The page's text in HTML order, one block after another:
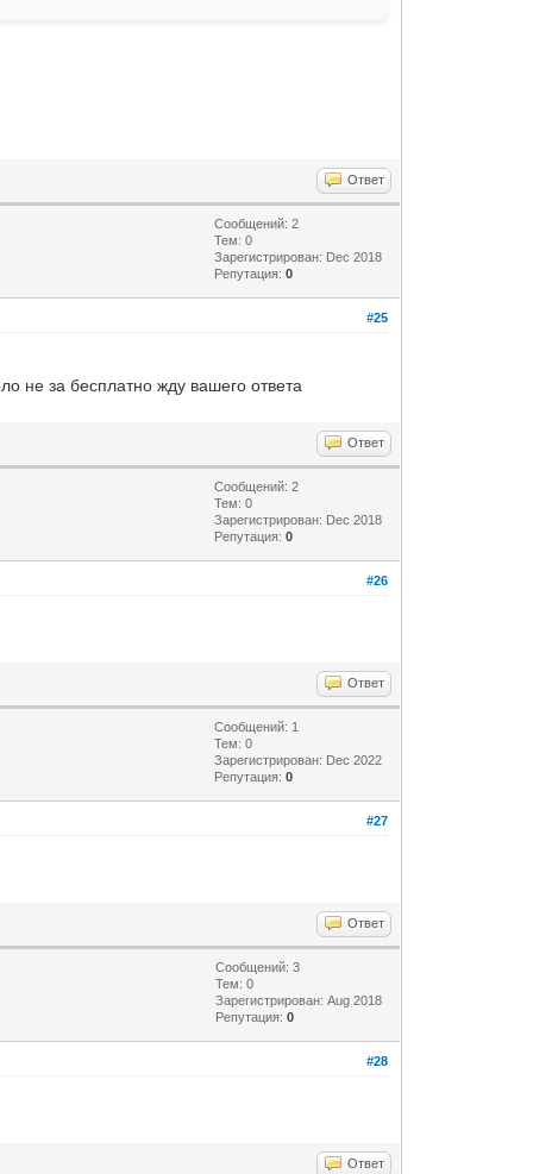
Ответ
Сообщений: 2
Тем: 0
Зарегистрирован: Dec 2018
Репутация:0
#25
не за бесплатно жду вашего ответа
Ответ
Сообщений: 2
Тем: 0
Зарегистрирован: Dec 2018
Репутация:0
#26
Ответ
Сообщений: 1
Тем: 0
Зарегистрирован: Dec 2022
Репутация:0
#27
Ответ
Сообщений: 3
Тем: 0
Зарегистрирован: Aug 2018
Репутация:0
#28
Ответ